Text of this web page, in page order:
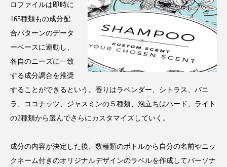
ウェアラブルデバイス ウェルネス
ウェルビーイング エイジングケア
エクソソーム オーガニック オゾン
カウンセラー カウンセリング
クローズアップ ケーススタディ
ロファイルは即時に
165種類もの成分配
合パターンのデータ
ーベースに連動し、
各自のニーズに一致
する成分調合を推奨
することができるという。香りはラベンダー、シトラス、バニ
ラ、ココナッツ、ジャスミンの５種類、泡立ちはハード、ライト
の2種類から選んでさらにカスタマイズしていく。
成分の内容が決定した後、数種類のボトルから自分の名前やニッ
クネーム付きのオリジナルデザインのラベルを作成してパーソナ